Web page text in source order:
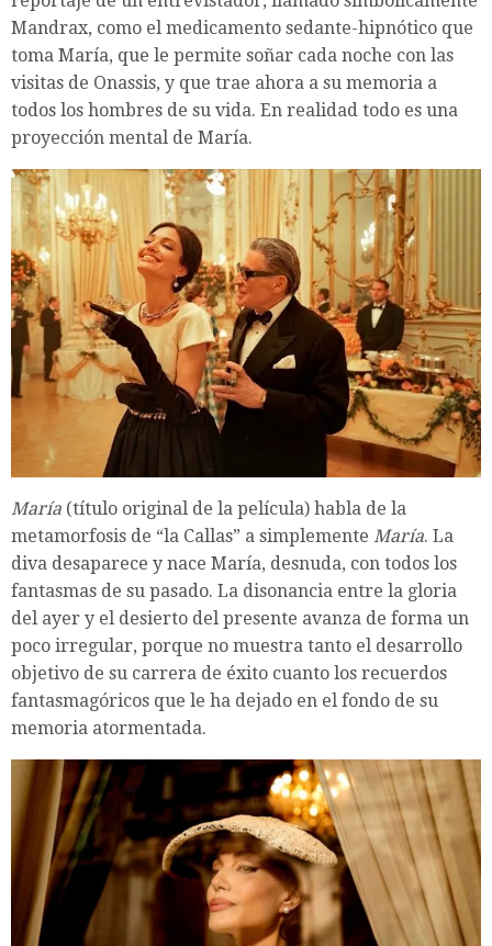
Mandrax, como el medicamento sedante-hipnótico que
toma María, que le permite soñar cada noche con las
visitas de Onassis, y que trae ahora a su memoria a
todos los hombres de su vida. En realidad todo es una
proyección mental de María.
María (título original de la película) habla de la
metamorfosis de “la Callas” a simplemente María. La
diva desaparece y nace María, desnuda, con todos los
fantasmas de su pasado. La disonancia entre la gloria
del ayer y el desierto del presente avanza de forma un
poco irregular, porque no muestra tanto el desarrollo
objetivo de su carrera de éxito cuanto los recuerdos
fantasmagóricos que le ha dejado en el fondo de su
memoria atormentada.